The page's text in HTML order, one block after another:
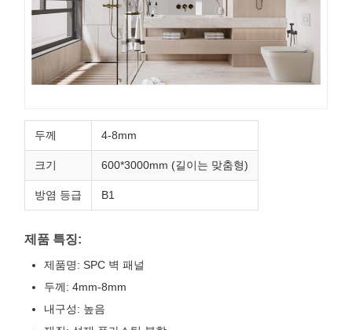
두께 4-8mm
크기 600*3000mm (길이는 맞춤형)
방염 등급 B1
제품 특징:
제품명: SPC 벽 패널
두께: 4mm-8mm
내구성: 높음